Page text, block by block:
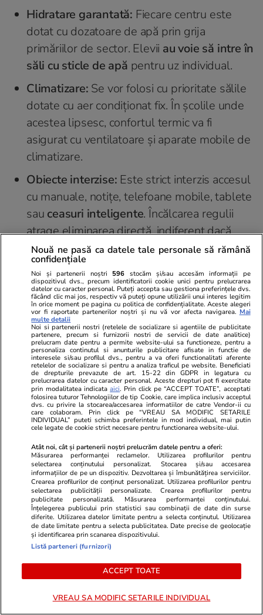
Hidratare garantată: Fiecare centru este
dotat cu dozatoare de apă prin grija
primăriilor de sector. Elevii au voie să intre în
săli cu sticle de apă pentru uz individual.
Climatizare: Se vor folosi cu prioritate sălile
dotate cu aer condiționat fix. În școlile unde
acestea lipsesc, confortul termic va fi
asigurat cu ventilatoare și aparate mobile de
climatizare.
Obiecte interzise: Este strict interzis accesul
cu manuale, notițe, telefoane mobile, tablete
sau ceasuri inteligente. Încălcarea regulii
atrage eliminarea directă, indiferent dacă
dispozitivele au fost folosite sau nu.
Evaluarea și afișarea rezultatelor
Evaluarea lucrărilor se va realiza prin
intermediul unei platforme digitale dedicate.
Primele rezultate vor fi comunicate pe 7 iulie,
utilizându-se coduri individuale pentru
anonimizarea candidaților.
Rezultatele finale vor fi afișate pe 13 iulie, atât
pe pagina dedicată examenului, cât și pe site-
urile inspectoratelor școlare, unde vor rămâne
disponibile timp de doi ani.
Condiții de promovare
Să susțină toate probele de evaluare a
competențelor lingvistice și digitale
Să participe la toate probele scrise
Să obțină minimum nota 5 la fiecare probă
scrisă
scrise
Nouă ne pasă ca datele tale personale să rămână
confidențiale
Noi și partenerii noștri 596 stocăm și/sau accesăm informații pe
dispozitivul dvs., precum identificatorii cookie unici pentru prelucrarea
datelor cu caracter personal. Puteți accepta sau gestiona preferințele dvs.
făcând clic mai jos, respectiv vă puteți opune utilizării unui interes legitim
în orice moment pe pagina cu politica de confidențialitate. Aceste alegeri
vor fi raportate partenerilor noștri și nu vă vor afecta navigarea. Mai
multe detalii
Noi si partenerii nostri (retelele de socializare si agentiile de publicitate
partenere, precum si furnizorii nostri de servicii de date analitice)
prelucram date pentru a permite website-ului sa functioneze, pentru a
personaliza continutul si anunturile publicitare afisate in functie de
interesele si/sau profilul dvs., pentru a va oferi functionalitati aferente
retelelor de socializare si pentru a analiza traficul pe website. Beneficiati
de drepturile prevazute de art. 15-22 din GDPR in legatura cu
prelucrarea datelor cu caracter personal. Aceste drepturi pot fi exercitate
prin modalitatea indicataaici. Prin click pe “ACCEPT TOATE”, acceptati
folosirea tuturor Tehnologiilor de tip Cookie, care implica inclusiv acceptul
dvs. cu privire la stocarea/accesarea informatiilor de catre Vendor-ii cu
care colaboram. Prin click pe “VREAU SA MODIFIC SETARILE
INDIVIDUAL” puteti schimba preferintele in mod individual, mai putin
cele legate de cookie strict necesare pentru functionarea website-ului.
Atât noi, cât și partenerii noștri prelucrăm datele pentru a oferi:
Măsurarea performanței reclamelor. Utilizarea profilurilor pentru
selectarea conținutului personalizat. Stocarea și/sau accesarea
informațiilor de pe un dispozitiv. Dezvoltarea și îmbunătățirea serviciilor.
Crearea profilurilor de conținut personalizat. Utilizarea profilurilor pentru
selectarea publicității personalizate. Crearea profilurilor pentru
publicitate personalizată. Măsurarea performanței conținutului.
Înțelegerea publicului prin statistici sau combinații de date din surse
diferite. Utilizarea datelor limitate pentru a selecta conținutul. Utilizarea
de date limitate pentru a selecta publicitatea. Date precise de geolocație
și identificarea prin scanarea dispozitivului.
Listă parteneri (furnizori)
ACCEPT TOATE
VREAU SA MODIFIC SETARILE INDIVIDUAL